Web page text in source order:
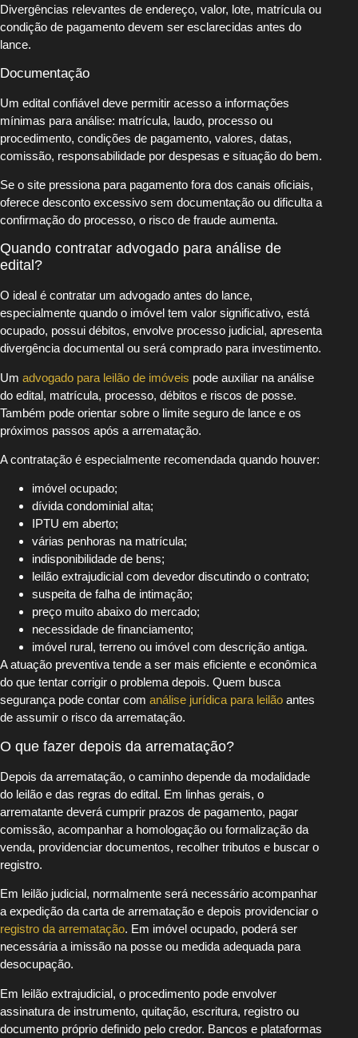
Divergências relevantes de endereço, valor, lote, matrícula ou
condição de pagamento devem ser esclarecidas antes do
lance.
Documentação
Um edital confiável deve permitir acesso a informações
mínimas para análise: matrícula, laudo, processo ou
procedimento, condições de pagamento, valores, datas,
comissão, responsabilidade por despesas e situação do bem.
Se o site pressiona para pagamento fora dos canais oficiais,
oferece desconto excessivo sem documentação ou dificulta a
confirmação do processo, o risco de fraude aumenta.
Quando contratar advogado para análise de
edital?
O ideal é contratar um advogado antes do lance,
especialmente quando o imóvel tem valor significativo, está
ocupado, possui débitos, envolve processo judicial, apresenta
divergência documental ou será comprado para investimento.
Um advogado para leilão de imóveis pode auxiliar na análise
do edital, matrícula, processo, débitos e riscos de posse.
Também pode orientar sobre o limite seguro de lance e os
próximos passos após a arrematação.
A contratação é especialmente recomendada quando houver:
imóvel ocupado;
dívida condominial alta;
IPTU em aberto;
várias penhoras na matrícula;
indisponibilidade de bens;
leilão extrajudicial com devedor discutindo o contrato;
suspeita de falha de intimação;
preço muito abaixo do mercado;
necessidade de financiamento;
imóvel rural, terreno ou imóvel com descrição antiga.
A atuação preventiva tende a ser mais eficiente e econômica
do que tentar corrigir o problema depois. Quem busca
segurança pode contar com análise jurídica para leilão antes
de assumir o risco da arrematação.
O que fazer depois da arrematação?
Depois da arrematação, o caminho depende da modalidade
do leilão e das regras do edital. Em linhas gerais, o
arrematante deverá cumprir prazos de pagamento, pagar
comissão, acompanhar a homologação ou formalização da
venda, providenciar documentos, recolher tributos e buscar o
registro.
Em leilão judicial, normalmente será necessário acompanhar
a expedição da carta de arrematação e depois providenciar o
registro da arrematação. Em imóvel ocupado, poderá ser
necessária a imissão na posse ou medida adequada para
desocupação.
Em leilão extrajudicial, o procedimento pode envolver
assinatura de instrumento, quitação, escritura, registro ou
documento próprio definido pelo credor. Bancos e plataformas